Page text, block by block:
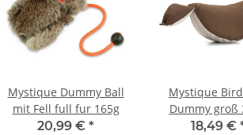
Mystique Dummy Ball
mit Fell full fur 165g
20,99 € *
Mystique
Dummy groß
braun /
18,49 €